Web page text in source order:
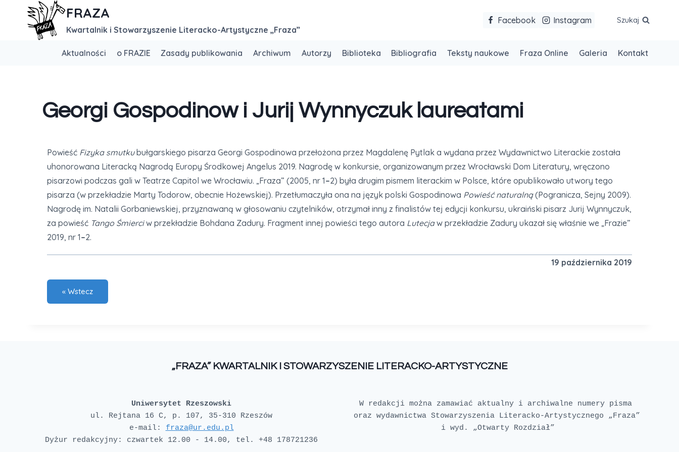
FRAZA
Kwartalnik i Stowarzyszenie Literacko-Artystyczne „Fraza”
Facebook Instagram Szukaj
Aktualności o FRAZIE Zasady publikowania Archiwum Autorzy Biblioteka Bibliografia Teksty naukowe Fraza Online Galeria Kontakt
Georgi Gospodinow i Jurij Wynnyczuk laureatami
Powieść Fizyka smutkubułgarskiego pisarza Georgi Gospodinowa przełożona przez Magdalenę Pytlak a wydana przez Wydawnictwo Literackie została
uhonorowana Literacką Nagrodą Europy Środkowej Angelus 2019. Nagrodę w konkursie, organizowanym przez Wrocławski Dom Literatury, wręczono
pisarzowi podczas gali w Teatrze Capitol we Wrocławiu. „Fraza” (2005, nr 1–2) była drugim pismem literackim w Polsce, które opublikowało utwory tego
pisarza (w przekładzie Marty Todorow, obecnie Hożewskiej). Przetłumaczyła ona na język polski Gospodinowa Powieść naturalną(Pogranicza, Sejny 2009).
Nagrodę im. Natalii Gorbaniewskiej, przyznawaną w głosowaniu czytelników, otrzymał inny z finalistów tej edycji konkursu, ukraiński pisarz Jurij Wynnyczuk,
za powieść Tango Śmierciw przekładzie Bohdana Zadury. Fragment innej powieści tego autora Lutecjaw przekładzie Zadury ukazał się właśnie we „Frazie”
2019, nr 1–2.
19 października 2019
„FRAZA” KWARTALNIK I STOWARZYSZENIE LITERACKO-ARTYSTYCZNE
Uniwersytet Rzeszowski
e-mail: fraza@ur.edu.pl
W redakcji można zamawiać aktualny i archiwalne numery pisma
oraz wydawnictwa Stowarzyszenia Literacko-Artystycznego „Fraza”
i wyd. „Otwarty Rozdział”